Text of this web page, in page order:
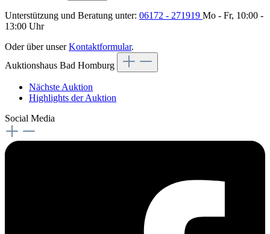
Unterstützung und Beratung unter: 06172 - 271919 Mo - Fr, 10:00 -
13:00 Uhr
Oder über unserKontaktformular.
Auktionshaus Bad Homburg
Nächste Auktion
Highlights der Auktion
Social Media